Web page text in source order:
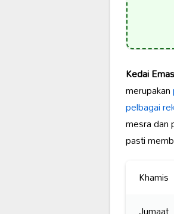
Kedai
merupakan
pelbagai
mesra dan
pasti
Khamis